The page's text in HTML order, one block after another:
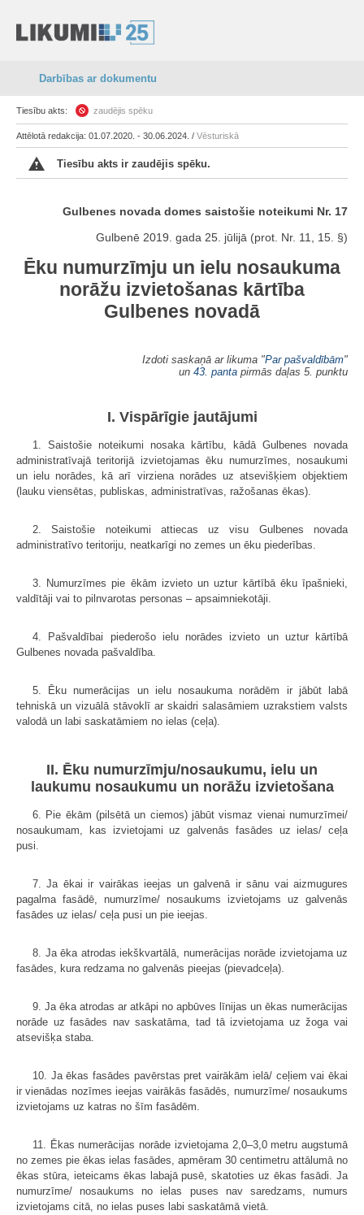
Darbības ar dokumentu
Tiesību akts: zaudējis spēku
Attēlotā redakcija: 01.07.2020. - 30.06.2024. / Vēsturiskā
Tiesību akts ir zaudējis spēku.
Gulbenes novada domes saistošie noteikumi Nr. 17
Gulbenē 2019. gada 25. jūlijā (prot. Nr. 11, 15. §)
Ēku numurzīmju un ielu nosaukuma
norāžu izvietošanas kārtība
Gulbenes novadā
Izdoti saskaņā ar likuma "Par pašvaldībām"
un 43. panta pirmās daļas 5. punktu
I. Vispārīgie jautājumi
1. Saistošie noteikumi nosaka kārtību, kādā Gulbenes novada
administratīvajā teritorijā izvietojamas ēku numurzīmes, nosaukumi
un ielu norādes, kā arī virziena norādes uz atsevišķiem objektiem
(lauku viensētas, publiskas, administratīvas, ražošanas ēkas).
2. Saistošie noteikumi attiecas uz visu Gulbenes novada
administratīvo teritoriju, neatkarīgi no zemes un ēku piederības.
3. Numurzīmes pie ēkām izvieto un uztur kārtībā ēku īpašnieki,
valdītāji vai to pilnvarotas personas – apsaimniekotāji.
4. Pašvaldībai piederošo ielu norādes izvieto un uztur kārtībā
Gulbenes novada pašvaldība.
5. Ēku numerācijas un ielu nosaukuma norādēm ir jābūt labā
tehniskā un vizuālā stāvoklī ar skaidri salasāmiem uzrakstiem valsts
valodā un labi saskatāmiem no ielas (ceļa).
II. Ēku numurzīmju/nosaukumu, ielu un
laukumu nosaukumu un norāžu izvietošana
6. Pie ēkām (pilsētā un ciemos) jābūt vismaz vienai numurzīmei/
nosaukumam, kas izvietojami uz galvenās fasādes uz ielas/ ceļa
pusi.
7. Ja ēkai ir vairākas ieejas un galvenā ir sānu vai aizmugures
pagalma fasādē, numurzīme/ nosaukums izvietojams uz galvenās
fasādes uz ielas/ ceļa pusi un pie ieejas.
8. Ja ēka atrodas iekškvartālā, numerācijas norāde izvietojama uz
fasādes, kura redzama no galvenās pieejas (pievadceļa).
9. Ja ēka atrodas ar atkāpi no apbūves līnijas un ēkas numerācijas
norāde uz fasādes nav saskatāma, tad tā izvietojama uz žoga vai
atsevišķa staba.
10. Ja ēkas fasādes pavērstas pret vairākām ielā/ ceļiem vai ēkai
ir vienādas nozīmes ieejas vairākās fasādēs, numurzīme/ nosaukums
izvietojams uz katras no šīm fasādēm.
11. Ēkas numerācijas norāde izvietojama 2,0–3,0 metru augstumā
no zemes pie ēkas ielas fasādes, apmēram 30 centimetru attālumā no
ēkas stūra, ieteicams ēkas labajā pusē, skatoties uz ēkas fasādi. Ja
numurzīme/ nosaukums no ielas puses nav saredzams, numurs
izvietojams citā, no ielas puses labi saskatāmā vietā.